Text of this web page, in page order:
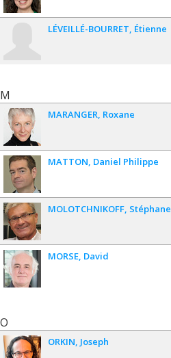
LÉVEILLÉ-BOURRET Étienne
M
MARANGER Roxane
MATTON Daniel Philippe
MOLOTCHNIKOFF Stéphane
MORSE David
O
ORKIN Joseph